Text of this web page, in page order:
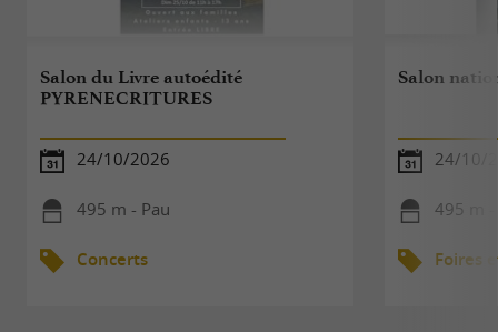
Salon du Livre autoédité
PYRENECRITURES
24/10/2026
495 m - Pau
Concerts
Salon
24/10/
495 m -
Foires